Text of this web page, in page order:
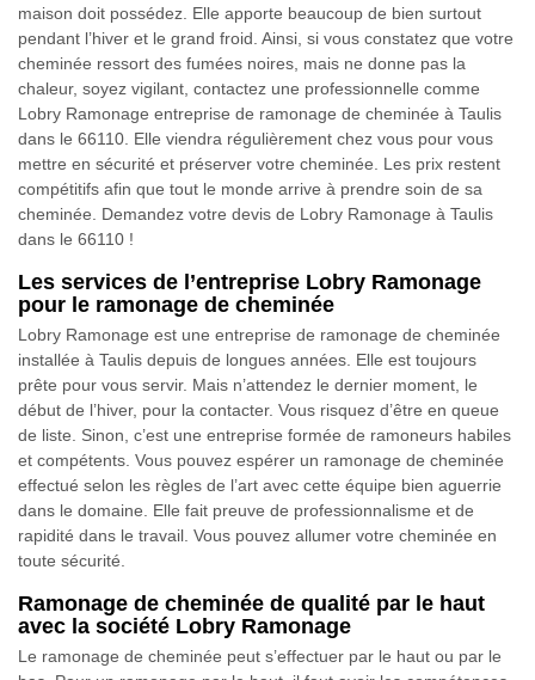
maison doit possédez. Elle apporte beaucoup de bien surtout
pendant l’hiver et le grand froid. Ainsi, si vous constatez que votre
cheminée ressort des fumées noires, mais ne donne pas la
chaleur, soyez vigilant, contactez une professionnelle comme
Lobry Ramonage entreprise de ramonage de cheminée à Taulis
dans le 66110. Elle viendra régulièrement chez vous pour vous
mettre en sécurité et préserver votre cheminée. Les prix restent
compétitifs afin que tout le monde arrive à prendre soin de sa
cheminée. Demandez votre devis de Lobry Ramonage à Taulis
dans le 66110 !
Les services de l’entreprise Lobry Ramonage
pour le ramonage de cheminée
Lobry Ramonage est une entreprise de ramonage de cheminée
installée à Taulis depuis de longues années. Elle est toujours
prête pour vous servir. Mais n’attendez le dernier moment, le
début de l’hiver, pour la contacter. Vous risquez d’être en queue
de liste. Sinon, c’est une entreprise formée de ramoneurs habiles
et compétents. Vous pouvez espérer un ramonage de cheminée
effectué selon les règles de l’art avec cette équipe bien aguerrie
dans le domaine. Elle fait preuve de professionnalisme et de
rapidité dans le travail. Vous pouvez allumer votre cheminée en
toute sécurité.
Ramonage de cheminée de qualité par le haut
avec la société Lobry Ramonage
Le ramonage de cheminée peut s’effectuer par le haut ou par le